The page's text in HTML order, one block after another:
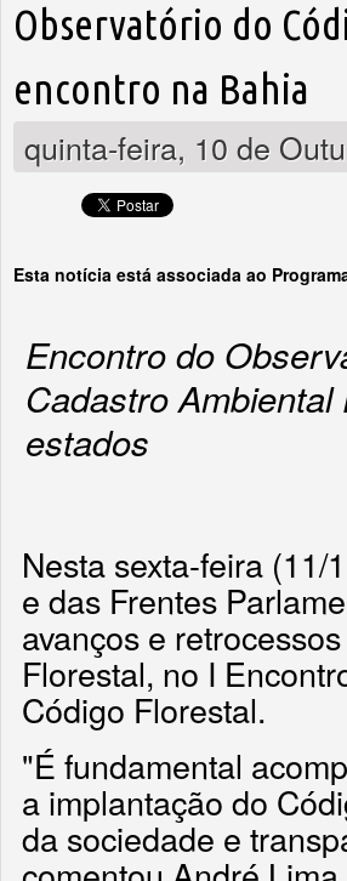
Observatório do
encontro na Bahia
quinta-feira, 10 de
Esta notícia está associada ao
Encontro do
Cadastro
estados
Nesta sexta-feira (11/
e das Frentes
avanços e
Florestal, no I
Código Florestal.
"É fundamental
a implantação do
da sociedade e